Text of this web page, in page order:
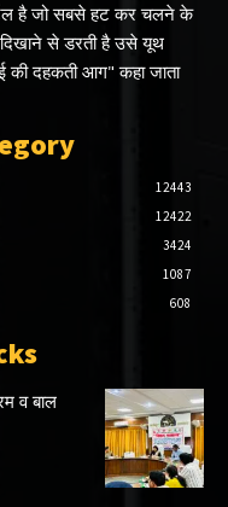
है जो सबसे हट कर चलने के
दिखाने से डरती है उसे यूथ
की दहकती आग" कहा जाता
12443
12422
3424
1087
608
व बाल